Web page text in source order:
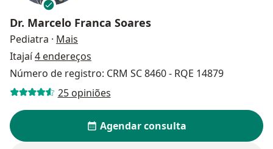
Dr. Marcelo Franca Soares
Pediatra · Mais
Itajaí4 endereços
Número de registro: CRM SC 8460 - RQE 14879
25 opiniões
Agendar consulta